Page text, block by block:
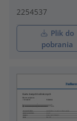
2254537
Plik do
pobrania